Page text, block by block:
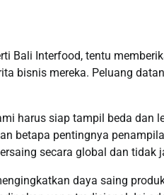
Bali Interfood, tentu
bisnis mereka. Peluang
harus siap tampil beda dan
betapa pentingnya
secara global dan tidak
daya saing